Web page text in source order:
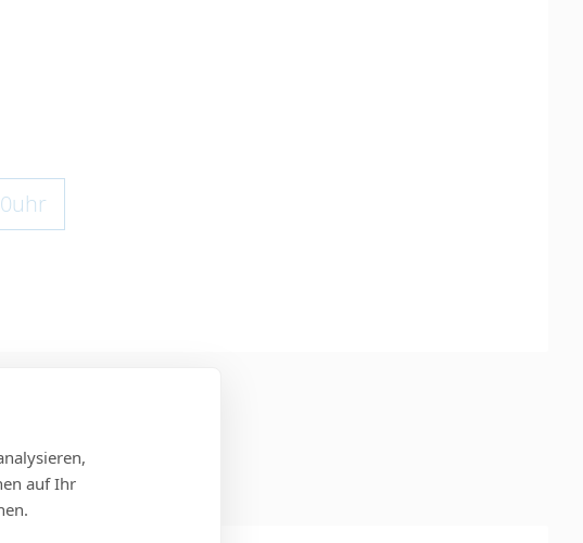
auf Ihr
uhr